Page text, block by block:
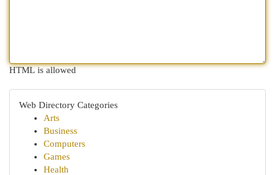
HTML is allowed
Web Directory Categories
Arts
Business
Computers
Games
Health